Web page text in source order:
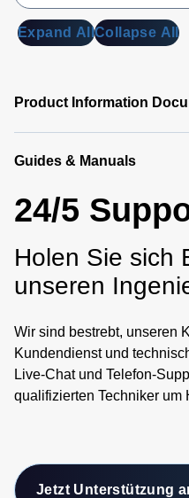
Expand AllCollapse All
Product Information
Guides & Manuals
24/5
Holen Sie sich
unseren
Wir sind bestrebt, unseren
Kundendienst und
Live-Chat und Telefon-
qualifizierten Techniker um
Jetzt Unterstützung